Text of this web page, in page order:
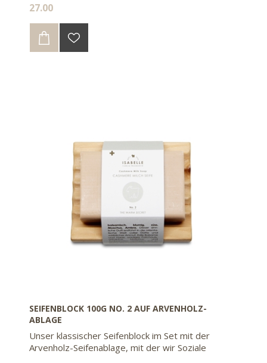
27.00
SEIFENBLOCK 100G NO. 2 AUF ARVENHOLZ-
ABLAGE
Unser klassischer Seifenblock im Set mit der
Arvenholz-Seifenablage, mit der wir Soziale